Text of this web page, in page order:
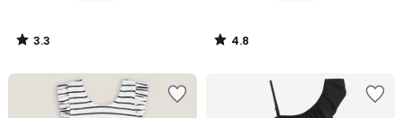
3.3
/
4.8
/